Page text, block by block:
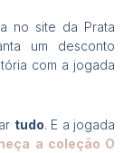
no site da Prata
um desconto
com a jogada
tudo. E a jogada
a coleção O